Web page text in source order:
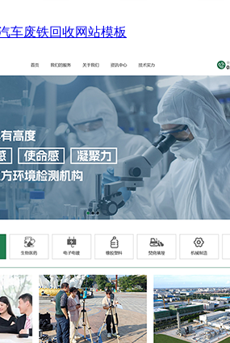
车废铁回收网站模板